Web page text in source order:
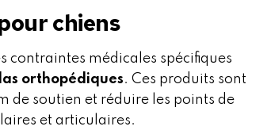
chiens
contraintes médicales spécifiques
orthopédiques. Ces produits sont
de soutien et réduire les points de
et articulaires.